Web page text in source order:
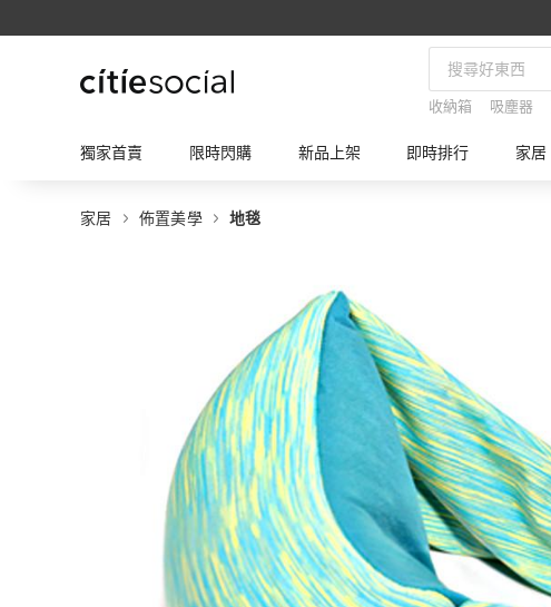
收納箱 吸塵器
獨家首賣 限時閃購 新品上架 即時排行 家居
家居 佈置美學 地毯